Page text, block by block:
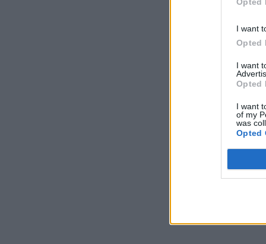
I want
Opted
I want
Opted
I want
of my
was
Opted